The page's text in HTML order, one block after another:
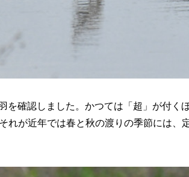
確認しました。かつては「超」が付く
れが近年では春と秋の渡りの季節には、